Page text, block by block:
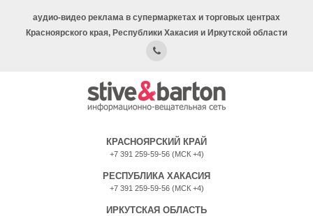
аудио-видео реклама в супермаркетах и торговых центрах
Красноярского края, Республики Хакасия и Иркутской области
КРАСНОЯРСКИЙ КРАЙ
+7 391 259-59-56 (МСК +4)
РЕСПУБЛИКА ХАКАСИЯ
+7 391 259-59-56 (МСК +4)
ИРКУТСКАЯ ОБЛАСТЬ